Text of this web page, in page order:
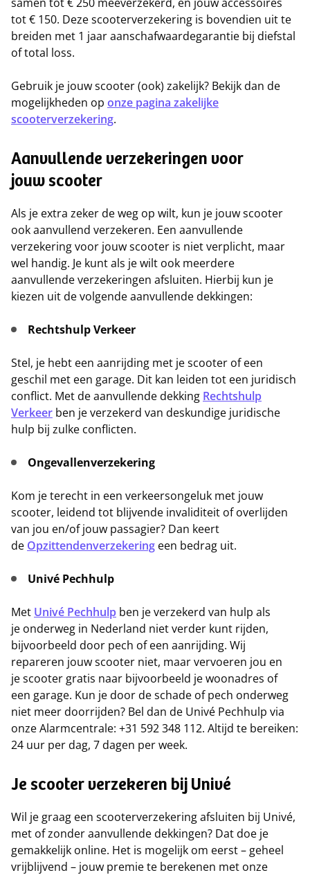
tot € 150. Deze scooterverzekering is bovendien uit te
breiden met 1 jaar aanschafwaardegarantie bij diefstal
of total loss.
Gebruik je jouw scooter (ook) zakelijk? Bekijk dan de
mogelijkheden op onze pagina zakelijke
scooterverzekering.
Aanvullende verzekeringen voor
jouw scooter
Als je extra zeker de weg op wilt, kun je jouw scooter
ook aanvullend verzekeren. Een aanvullende
verzekering voor jouw scooter is niet verplicht, maar
wel handig. Je kunt als je wilt ook meerdere
aanvullende verzekeringen afsluiten. Hierbij kun je
kiezen uit de volgende aanvullende dekkingen:
Rechtshulp Verkeer
Stel, je hebt een aanrijding met je scooter of een
geschil met een garage. Dit kan leiden tot een juridisch
conflict. Met de aanvullende dekking Rechtshulp
Verkeer ben je verzekerd van deskundige juridische
hulp bij zulke conflicten.
Ongevallenverzekering
Kom je terecht in een verkeersongeluk met jouw
scooter, leidend tot blijvende invaliditeit of overlijden
van jou en/of jouw passagier? Dan keert
de Opzittendenverzekering een bedrag uit.
Univé Pechhulp
Met Univé Pechhulp ben je verzekerd van hulp als
je onderweg in Nederland niet verder kunt rijden,
bijvoorbeeld door pech of een aanrijding. Wij
repareren jouw scooter niet, maar vervoeren jou en
je scooter gratis naar bijvoorbeeld je woonadres of
een garage. Kun je door de schade of pech onderweg
niet meer doorrijden? Bel dan de Univé Pechhulp via
onze Alarmcentrale: +31 592 348 112. Altijd te bereiken:
24 uur per dag, 7 dagen per week.
Je scooter verzekeren bij Univé
Wil je graag een scooterverzekering afsluiten bij Univé,
met of zonder aanvullende dekkingen? Dat doe je
gemakkelijk online. Het is mogelijk om eerst – geheel
vrijblijvend – jouw premie te berekenen met onze